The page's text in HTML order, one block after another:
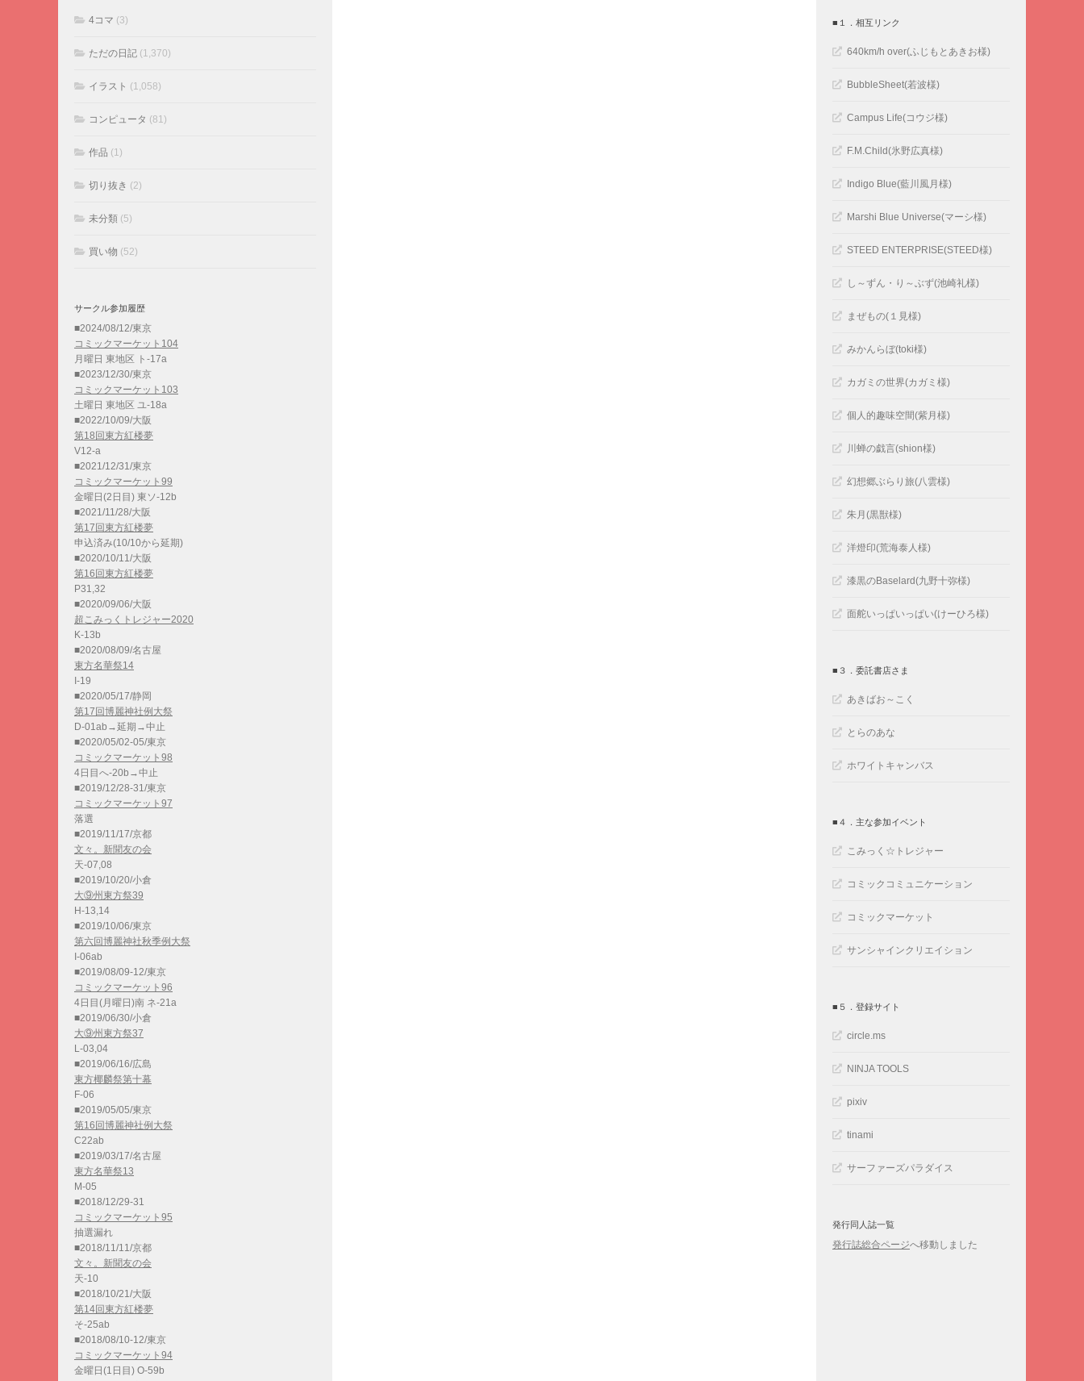
4コマ (3)
ただの日記 (1,370)
イラスト (1,058)
コンピュータ (81)
作品 (1)
切り抜き (2)
未分類 (5)
買い物 (52)
サークル参加履歴
■2024/08/12/東京
コミックマーケット104
月曜日 東地区 ト-17a
■2023/12/30/東京
コミックマーケット103
土曜日 東地区 ユ-18a
■2022/10/09/大阪
第18回東方紅楼夢
V12-a
■2021/12/31/東京
コミックマーケット99
金曜日(2日目) 東ソ-12b
■2021/11/28/大阪
第17回東方紅楼夢
申込済み(10/10から延期)
■2020/10/11/大阪
第16回東方紅楼夢
P31,32
■2020/09/06/大阪
超こみっくトレジャー2020
K-13b
■2020/08/09/名古屋
東方名華祭14
I-19
■2020/05/17/静岡
第17回博麗神社例大祭
D-01ab→延期→中止
■2020/05/02-05/東京
コミックマーケット98
4日目へ-20b→中止
■2019/12/28-31/東京
コミックマーケット97
落選
■2019/11/17/京都
文々。新聞友の会
天-07,08
■2019/10/20/小倉
大⑨州東方祭39
H-13,14
■2019/10/06/東京
第六回博麗神社秋季例大祭
I-06ab
■2019/08/09-12/東京
コミックマーケット96
4日目(月曜日)南 ネ-21a
■2019/06/30/小倉
大⑨州東方祭37
L-03,04
■2019/06/16/広島
東方椰麟祭第十幕
F-06
■2019/05/05/東京
第16回博麗神社例大祭
C22ab
■2019/03/17/名古屋
東方名華祭13
M-05
■2018/12/29-31
コミックマーケット95
抽選漏れ
■2018/11/11/京都
文々。新聞友の会
天-10
■2018/10/21/大阪
第14回東方紅楼夢
そ-25ab
■2018/08/10-12/東京
コミックマーケット94
金曜日(1日目) O-59b
■１．相互リンク
640km/h over(ふじもとあきお様)
BubbleSheet(若波様)
Campus Life(コウジ様)
F.M.Child(氷野広真様)
Indigo Blue(藍川風月様)
Marshi Blue Universe(マーシ様)
STEED ENTERPRISE(STEED様)
し～ずん・り～ぶず(池崎礼様)
まぜもの(１見様)
みかんらぼ(toki様)
カガミの世界(カガミ様)
個人的趣味空間(紫月様)
川蝉の戯言(shion様)
幻想郷ぶらり旅(八雲様)
朱月(黒獣様)
洋燈印(荒海泰人様)
漆黒のBaselard(九野十弥様)
面舵いっぱいっぱい(けーひろ様)
■３．委託書店さま
あきばお～こく
とらのあな
ホワイトキャンバス
■４．主な参加イベント
こみっく☆トレジャー
コミックコミュニケーション
コミックマーケット
サンシャインクリエイション
■５．登録サイト
circle.ms
NINJA TOOLS
pixiv
tinami
サーファーズパラダイス
発行同人誌一覧
発行誌総合ページへ移動しました